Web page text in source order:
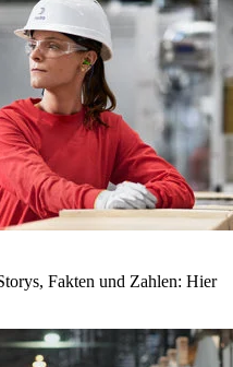
Fakten und Zahlen: Hier